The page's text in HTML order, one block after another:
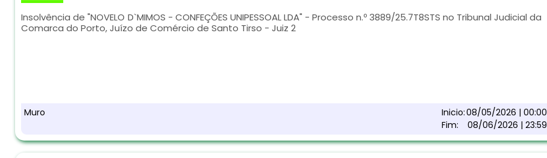
Insolvência de "NOVELO D`MIMOS - CONFEÇÕES UNIPESSOAL LDA" - Processo n.º 3889/25.7T8STS no Tribunal Judicial da
Comarca do Porto, Juízo de Comércio de Santo Tirso - Juiz 2
Muro Inicio:08/05/2026 | 00:00
Fim:
08/06/2026 | 23:59